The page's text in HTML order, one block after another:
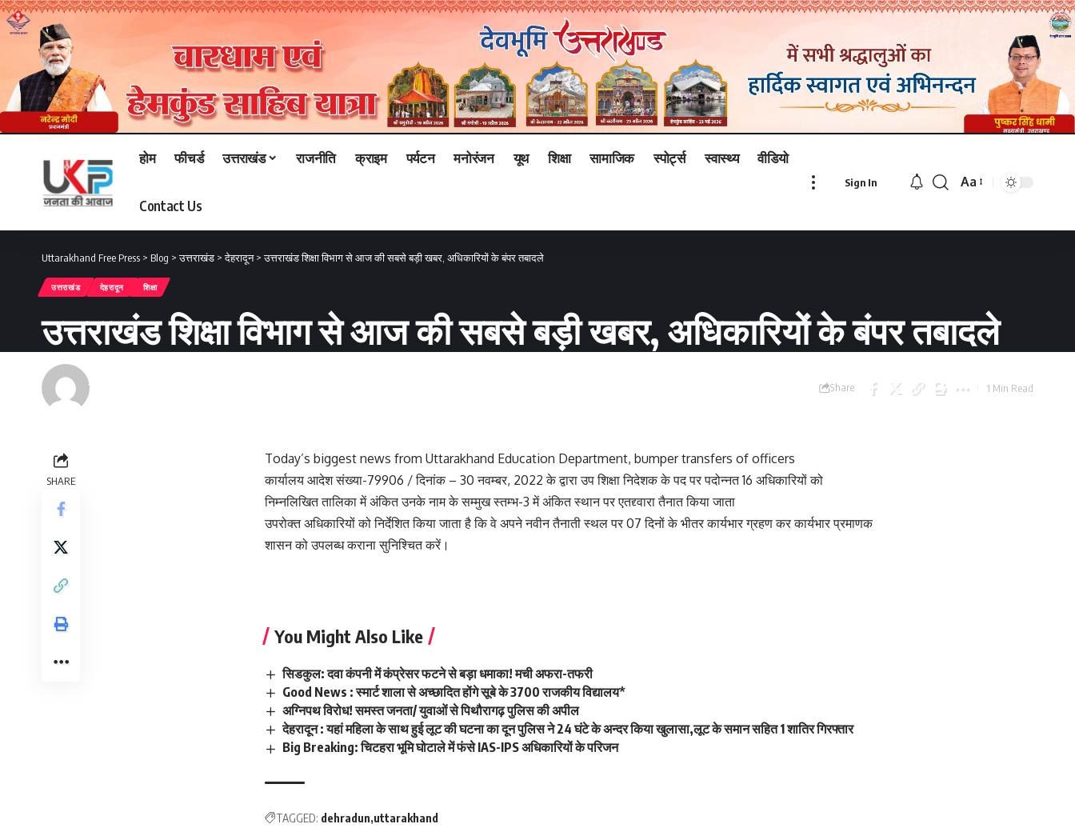
होम फीचर्ड उत्तराखंड राजनीति क्राइम पर्यटन मनोरंजन यूथ शिक्षा सामाजिक स्पोर्ट्स स्वास्थ्य वीडियो
Contact Us
Sign In
Font
Aa
Uttarakhand Free Press > Blog >उत्तराखंड >देहरादून>उत्तराखंड शिक्षा विभाग से आज की सबसे बड़ी खबर, अधिकारियों के बंपर तबादले
उत्तराखंड देहरादून शिक्षा
उत्तराखंड शिक्षा विभाग से आज की सबसे बड़ी खबर, अधिकारियों के बंपर तबादले
Last updated: September 24, 2023 8:55 am
Renu Negi
Share 1 Min Read
SHARE
Today’s biggest news from Uttarakhand Education Department, bumper transfers of officers
कार्यालय आदेश संख्या-79906 / दिनांक – 30 नवम्बर, 2022 के द्वारा उप शिक्षा निदेशक के पद पर पदोन्नत 16 अधिकारियों को
निम्नलिखित तालिका में अंकित उनके नाम के सम्मुख स्तम्भ-3 में अंकित स्थान पर एतद्द्वारा तैनात किया जाता
उपरोक्त अधिकारियों को निर्देशित किया जाता है कि वे अपने नवीन तैनाती स्थल पर 07 दिनों के भीतर कार्यभार ग्रहण कर कार्यभार प्रमाणक
शासन को उपलब्ध कराना सुनिश्चित करें।
You Might Also Like
सिडकुल: दवा कंपनी में कंप्रेसर फटने से बड़ा धमाका! मची अफरा-तफरी
Good News : स्मार्ट शाला से अच्छादित होंगे सूबे के 3700 राजकीय विद्यालय*
अग्निपथ विरोध! समस्त जनता/ युवाओं से पिथौरागढ़ पुलिस की अपील
देहरादून : यहां महिला के साथ हुई लूट की घटना का दून पुलिस ने 24 घंटे के अन्दर किया खुलासा,लूट के समान सहित 1 शातिर गिरफ्तार
Big Breaking: चिटहरा भूमि घोटाले में फंसे IAS-IPS अधिकारियों के परिजन
TAGGED: dehradun uttarakhand